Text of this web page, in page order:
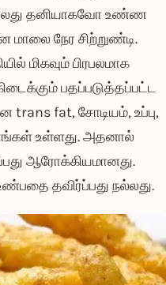
தனியாகவோ உண்ண
மாலை நேர சிற்றுண்டி.
மிகவும் பிரபலமாக
பதப்படுத்தப்பட்ட
trans fat, சோடியம், உப்பு,
உள்ளது. அதனால்
ஆரோக்கியமானது.
தவிர்ப்பது நல்லது.